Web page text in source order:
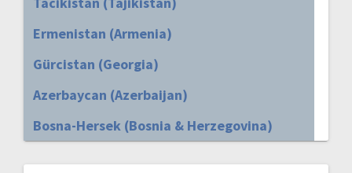
Ermenistan (Armenia)
Gürcistan (Georgia)
Azerbaycan (Azerbaijan)
Bosna-Hersek (Bosnia & Herzegovina)